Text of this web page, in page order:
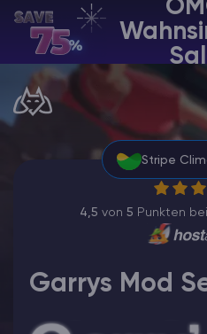
DE | USD
Billing Panel
Manage your servers &
Game Panel
Manage game server
VPS Panel
Manage VPS server
Affiliate panel
Manage affiliates
Stripe
4,5 von 5 Punkten bei
Garrys Mod